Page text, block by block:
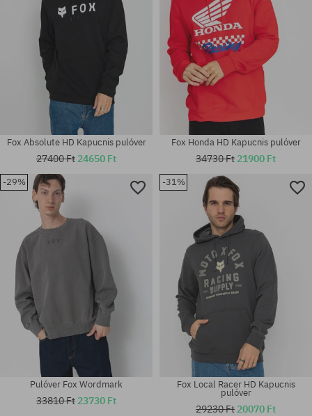
Elérhető méretek:
Elérhető méretek:
Fox Absolute HD Kapucnis pulóver
27400 Ft 24650 Ft
Fox Honda HD Kapucnis pulóver
34730 Ft 21900 Ft
-29%
Pulóver Fox Wordmark
33810 Ft 23730 Ft
-31%
Fox Local Racer HD Kapucnis
pulóver
29230 Ft 20070 Ft